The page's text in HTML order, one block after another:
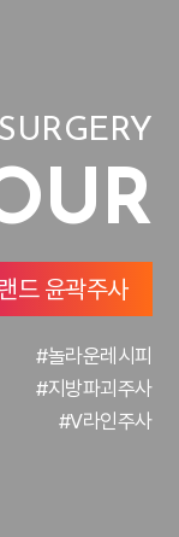
드 윤곽주사
#놀라운레시피
#지방파괴주사
#V라인주사